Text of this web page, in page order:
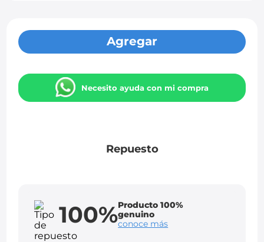
Agregar
Necesito ayuda con mi compra
Repuesto
100%Producto 100%
genuino
conoce más